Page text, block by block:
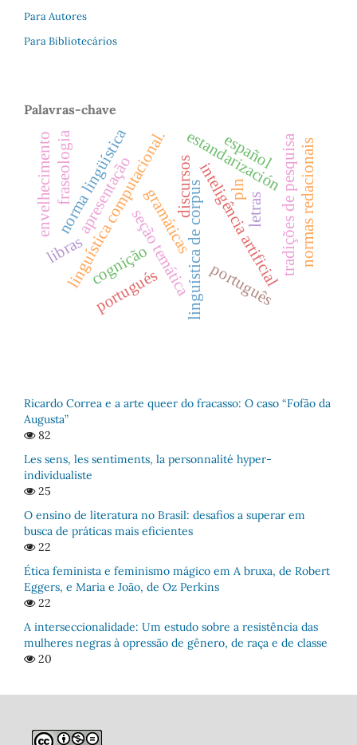
Para Autores
Para Bibliotecários
Palavras-chave
linguística de corpus
linguística computacional. inteligência artificial
letras
apresentação
seção temática
cognição tradições de pesquisa
estandarización
gramáticas
norma lingüística
portugués
español
português
normas redacionais
libras
fraseologia pln
envelhecimento discursos
Ricardo Correa e a arte queer do fracasso: O caso “Fofão da
Augusta”
82
Les sens, les sentiments, la personnalité hyper-
individualiste
25
O ensino de literatura no Brasil: desafios a superar em
busca de práticas mais eficientes
22
Ética feminista e feminismo mágico em A bruxa, de Robert
Eggers, e Maria e João, de Oz Perkins
22
A interseccionalidade: Um estudo sobre a resistência das
mulheres negras à opressão de gênero, de raça e de classe
20